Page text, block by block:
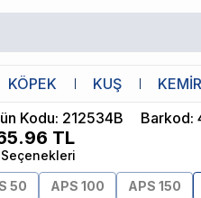
KÖPEK KUŞ
Tec APS 400 Hava
Kodu: 212534B Barkod:
TL
50
APS 100 APS 150